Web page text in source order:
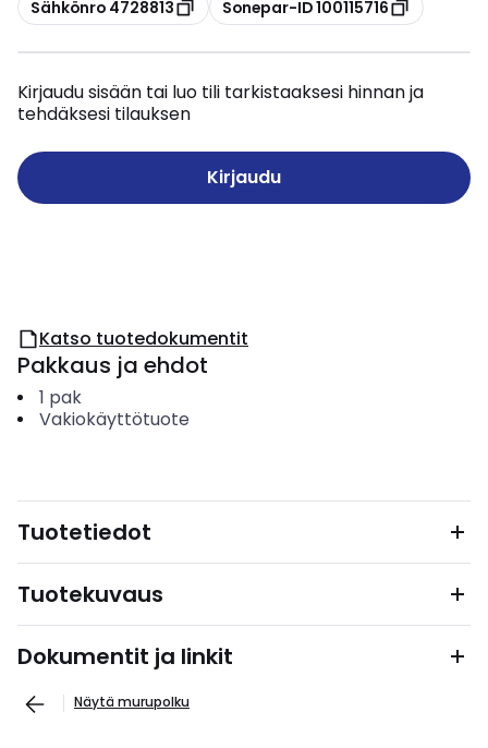
Sähkönro 4728813 Sonepar-ID 100115716
Kirjaudu sisään tai luo tili tarkistaaksesi hinnan ja
tehdäksesi tilauksen
Kirjaudu
Katso tuotedokumentit
Pakkaus ja ehdot
1 pak
Vakiokäyttötuote
Tuotetiedot
Tuotekuvaus
Dokumentit ja linkit
Näytä murupolku